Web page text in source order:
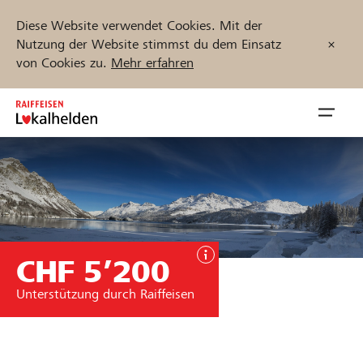
Diese Website verwendet Cookies. Mit der
Nutzung der Website stimmst du dem Einsatz
von Cookies zu. Mehr erfahren
Zum
Inhalt
springen
öffnen
Unterstützen
Projekte und Organisationen finden
Jetzt starten
CHF 5’200
Unterstützung durch Raiffeisen